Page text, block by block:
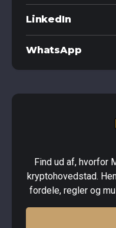
LinkedIn
WhatsApp
Find ud af, hvorfor
kryptohovedstad.
fordele, regler og